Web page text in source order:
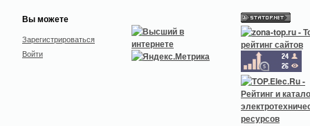
Вы можете
Зарегистрироваться
Войти